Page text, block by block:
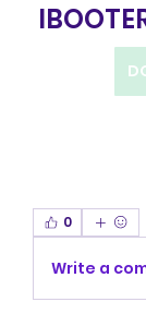
0
Write a